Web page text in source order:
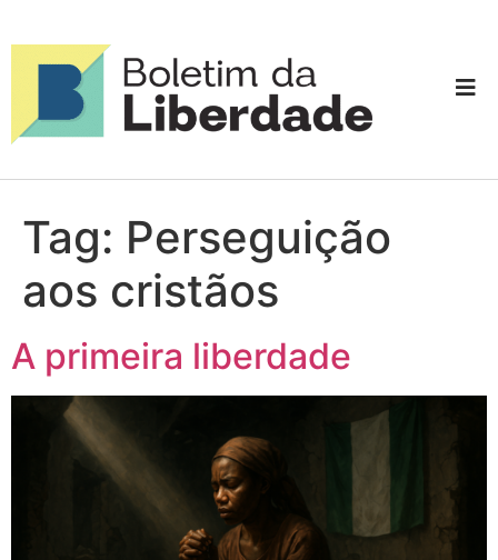
Tag: Perseguição
aos cristãos
A primeira liberdade